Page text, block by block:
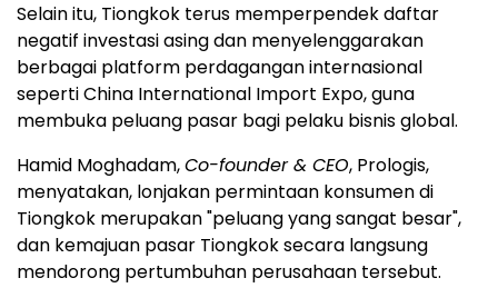
Selain itu, Tiongkok terus memperpendek daftar
negatif investasi asing dan menyelenggarakan
berbagai platform perdagangan internasional
seperti China International Import Expo, guna
membuka peluang pasar bagi pelaku bisnis global.
Hamid Moghadam,Co-founder & CEO, Prologis,
menyatakan, lonjakan permintaan konsumen di
Tiongkok merupakan "peluang yang sangat besar",
dan kemajuan pasar Tiongkok secara langsung
mendorong pertumbuhan perusahaan tersebut.